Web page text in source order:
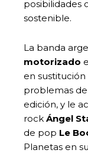
posibilidades
sostenible.
La banda
motorizado
en
problemas
edición, y le
rock Ángel
de pop Le
Planetas en